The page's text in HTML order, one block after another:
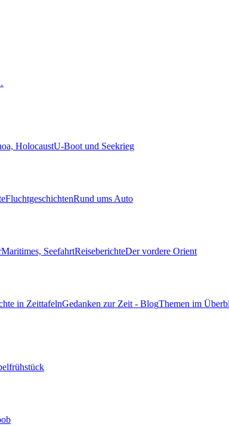
HolocaustU-Boot und Seekrieg
FluchtgeschichtenRund ums Auto
Maritimes, SeefahrtReiseberichteDer vordere Orient
in ZeittafelnGedanken zur Zeit - BlogThemen im